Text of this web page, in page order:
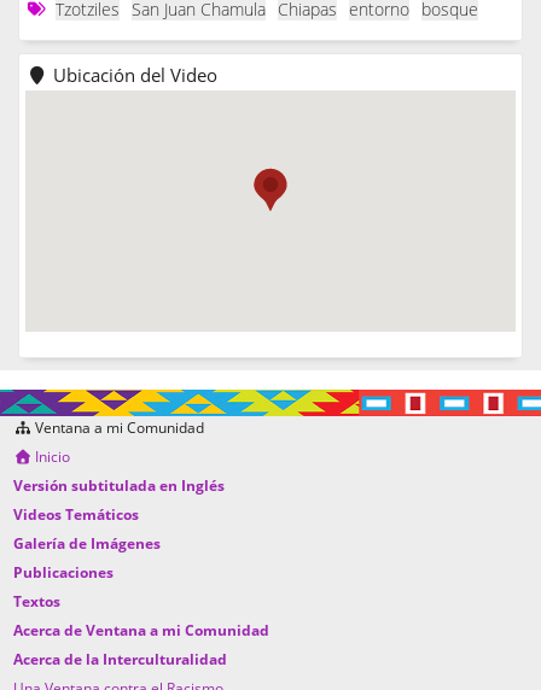
Tzotziles
San Juan Chamula Chiapas entorno bosque
Ubicación del Video
Ventana a mi Comunidad
Inicio
Versión subtitulada en Inglés
Videos Temáticos
Galería de Imágenes
Publicaciones
Textos
Acerca de Ventana a mi Comunidad
Acerca de la Interculturalidad